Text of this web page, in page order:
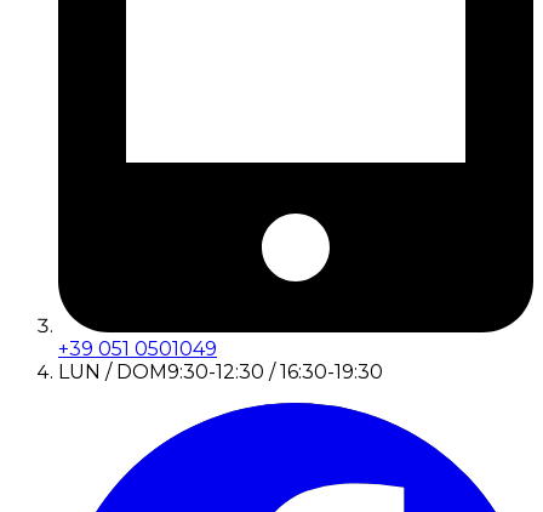
+39 051 0501049
LUN / DOM9:30-12:30 / 16:30-19:30